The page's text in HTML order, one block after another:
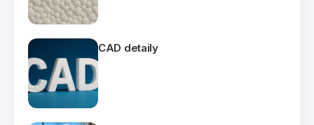
CAD detaily